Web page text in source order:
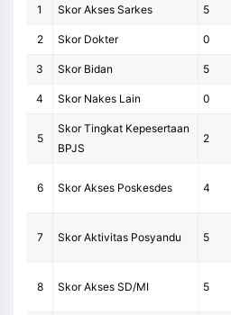
1 Skor Akses Sarkes 5
2 Skor Dokter 0
3 Skor Bidan 5
4 Skor Nakes Lain 0
5
Skor Tingkat Kepesertaan
BPJS
2
6 Skor Akses Poskesdes 4
7 Skor Aktivitas Posyandu 5
8 Skor Akses SD/MI 5